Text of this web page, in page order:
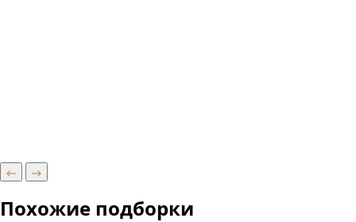
Похожие подборки